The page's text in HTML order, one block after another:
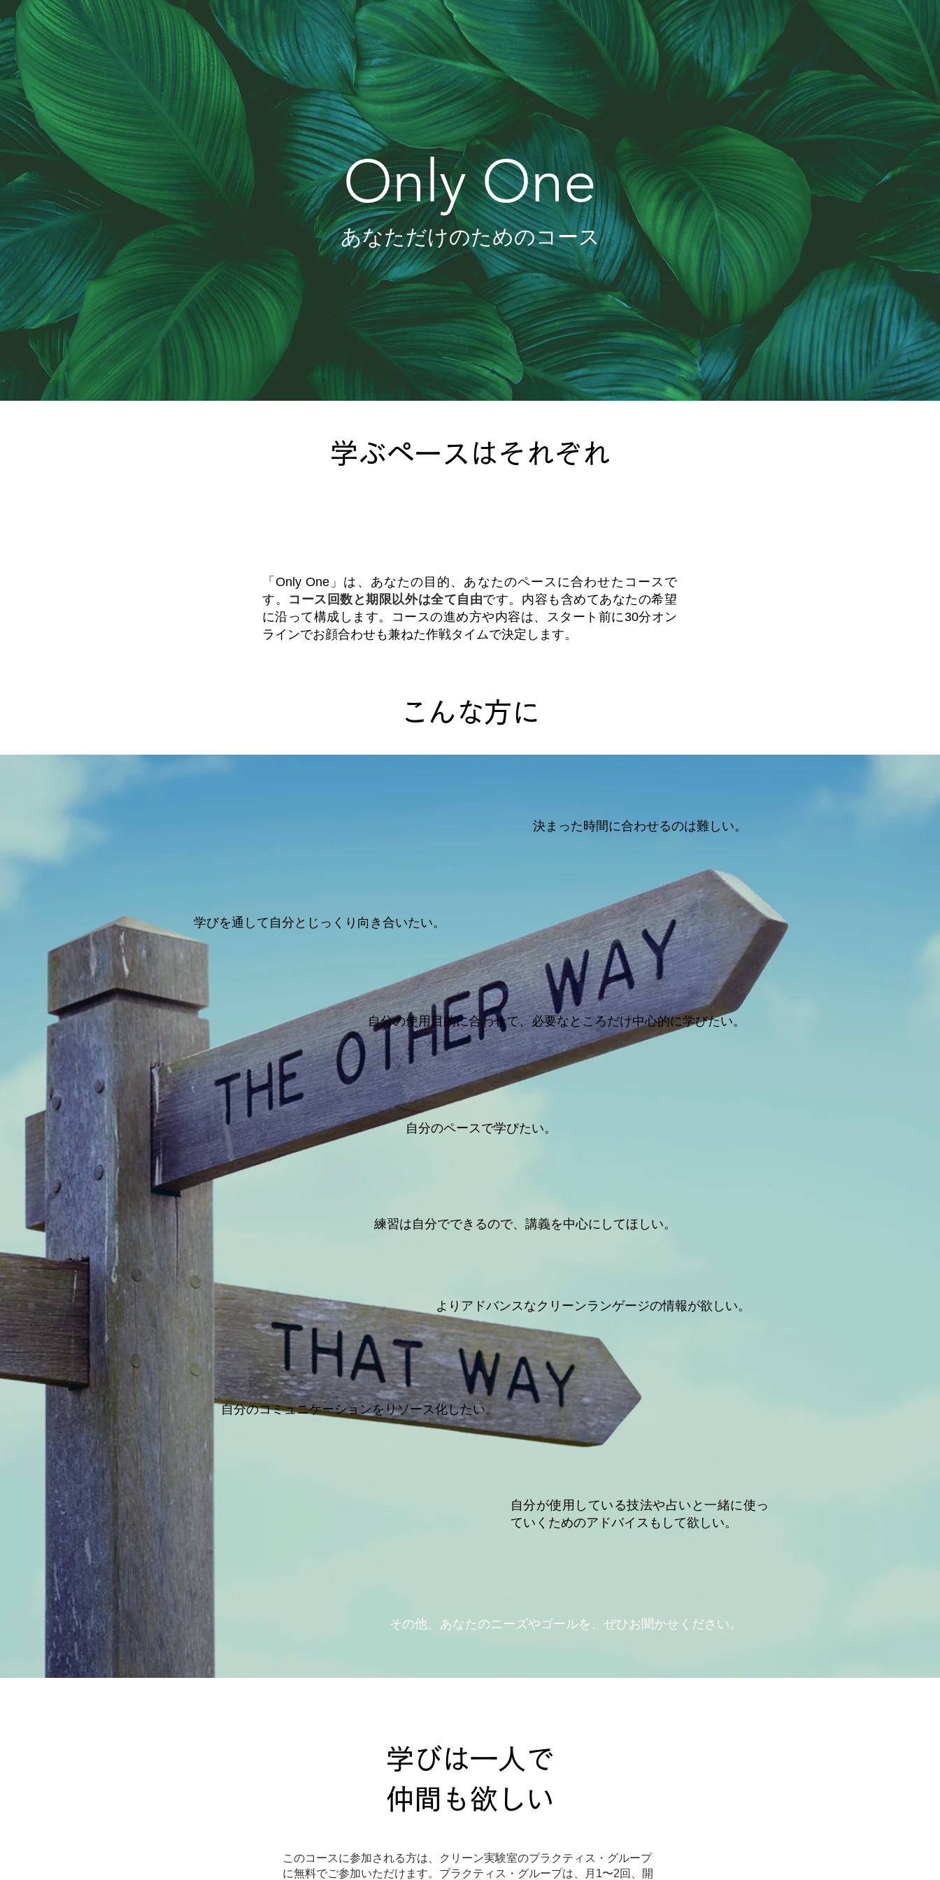
Only One
あなただけのためのコース
学ぶペースはそれぞれ
「Only One」は、あなたの目的、あなたのペースに合わせたコースで
す。 コース回数と期限以外は全て自由です。内容も含めてあなたの希望
に沿って構成します。コースの進め方や内容は、スタート前に30分オン
ラインでお顔合わせも兼ねた作戦タイムで決定します。
こんな方に
決まった時間に合わせるのは難しい。
学びを通して自分とじっくり向き合いたい。
自分の使用目的に合わせて、必要なところだけ中心的に学びたい。
自分のペースで学びたい。
練習は自分でできるので、講義を中心にしてほしい。
よりアドバンスなクリーンランゲージの情報が欲しい。
自分のコミュニケーションをリソース化したい。
自分が使用している技法や占いと一緒に使っ
ていくためのアドバイスもして欲しい。
​その他、あなたのニーズやゴールを、ぜひお聞かせください。
学びは一人で
​仲間も欲しい
このコースに参加される方は、クリーン実験室のプラクティス・グループ
に無料でご参加いただけます。プラクティス・グループは、月1〜2回、開